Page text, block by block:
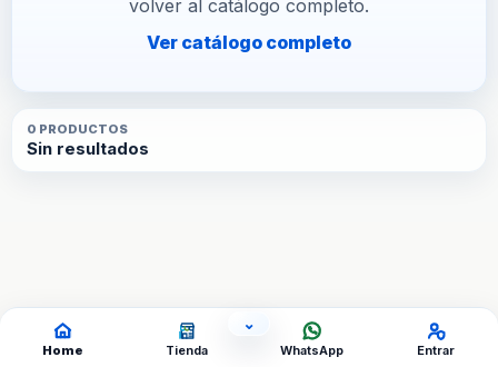
volver al catálogo completo.
Ver catálogo completo
0 PRODUCTOS
Sin resultados
⌄OCULTAR ACCESOS
Home Tienda WhatsApp Entrar